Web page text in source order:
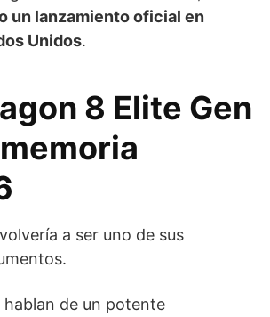
un lanzamiento oficial en
Unidos.
8 Elite Gen
a ser uno de sus
de un potente